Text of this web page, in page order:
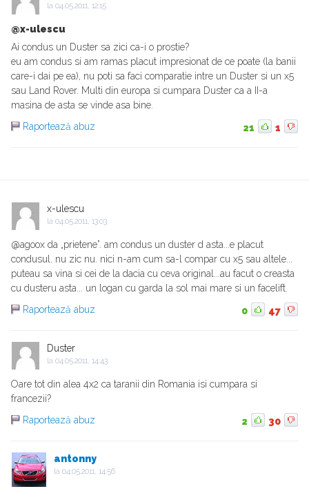
la 04.05.2011, 12:15
@x-ulescu
Ai condus un Duster sa zici ca-i o prostie?
eu am condus si am ramas placut impresionat de ce poate (la banii
care-i dai pe ea), nu poti sa faci comparatie intre un Duster si un x5
sau Land Rover. Multi din europa si cumpara Duster ca a II-a
masina de asta se vinde asa bine.
Raportează abuz
21 1
x-ulescu
la 04.05.2011, 13:03
@agoox da „prietene”. am condus un duster d asta...e placut
condusul. nu zic nu. nici n-am cum sa-l compar cu x5 sau altele...
puteau sa vina si cei de la dacia cu ceva original...au facut o creasta
cu dusteru asta... un logan cu garda la sol mai mare si un facelift.
Raportează abuz
0 47
Duster
la 04.05.2011, 14:43
Oare tot din alea 4x2 ca taranii din Romania isi cumpara si
francezii?
Raportează abuz
2 30
antonny
la 04.05.2011, 14:56